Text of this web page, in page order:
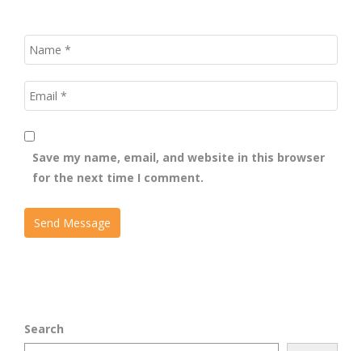
Save my name, email, and website in this browser
for the next time I comment.
Search